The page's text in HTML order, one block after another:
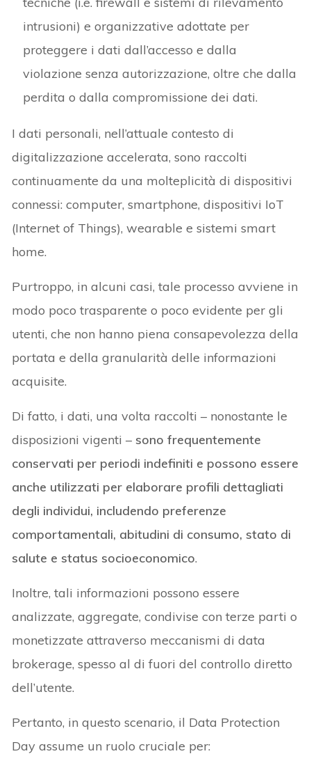
intrusioni) e organizzative adottate per
proteggere i dati dall’accesso e dalla
violazione senza autorizzazione, oltre che dalla
perdita o dalla compromissione dei dati.
I dati personali, nell’attuale contesto di
digitalizzazione accelerata, sono raccolti
continuamente da una molteplicità di dispositivi
connessi: computer, smartphone, dispositivi IoT
(Internet of Things), wearable e sistemi smart
home.
Purtroppo, in alcuni casi, tale processo avviene in
modo poco trasparente o poco evidente per gli
utenti, che non hanno piena consapevolezza della
portata e della granularità delle informazioni
acquisite.
Di fatto, i dati, una volta raccolti – nonostante le
disposizioni vigenti – sono frequentemente
conservati per periodi indefiniti e possono essere
anche utilizzati per elaborare profili dettagliati
degli individui, includendo preferenze
comportamentali, abitudini di consumo, stato di
salute e status socioeconomico.
Inoltre, tali informazioni possono essere
analizzate, aggregate, condivise con terze parti o
monetizzate attraverso meccanismi di data
brokerage, spesso al di fuori del controllo diretto
dell’utente.
Pertanto, in questo scenario, il Data Protection
Day assume un ruolo cruciale per: